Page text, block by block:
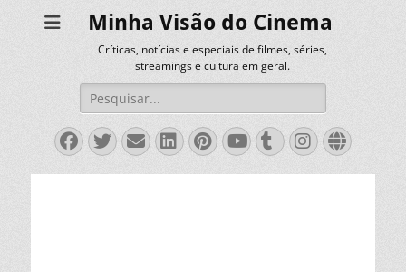
Minha Visão do Cinema
Críticas, notícias e especiais de filmes, séries,
streamings e cultura em geral.
Pesquisar
por:
Facebook
Twitter
EmailLinkedIn
Pinterest
YouTube
Tumblr